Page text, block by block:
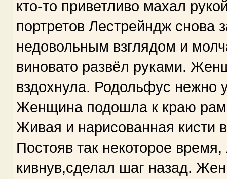
кто-то приветливо махал
портретов Лестрейндж снова
недовольным взглядом и
виновато развёл руками.
вздохнула. Родольфус нежно
Женщина подошла к краю
Живая и нарисованная кисти
Постояв так некоторое
кивнув,сделал шаг назад.